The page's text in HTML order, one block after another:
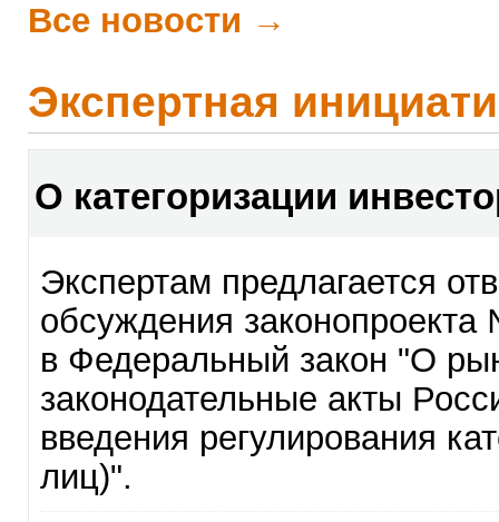
Все новости →
Экспертная
О категоризации
Экспертам предлагается
обсуждения
в Федеральный закон "О
законодательные акты
введения регулирования
лиц)".